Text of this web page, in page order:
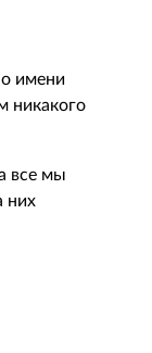
имени
никакого
все мы
них